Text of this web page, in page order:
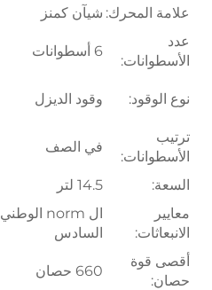
علامة المحرك: شيآن كمنز
عدد
الأسطوانات:
6 أسطوانات
نوع الوقود: وقود الديزل
ترتيب
الأسطوانات:
في الصف
السعة: 14.5 لتر
معايير
الانبعاثات:
ال norm الوطني
السادس
أقصى قوة
حصان:
660 حصان